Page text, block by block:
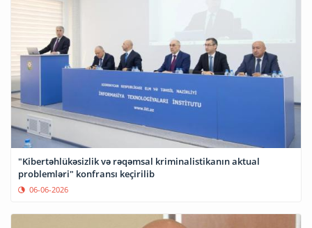
"Kibertəhlükəsizlik və rəqəmsal kriminalistikanın aktual
problemləri" konfransı keçirilib
06-06-2026